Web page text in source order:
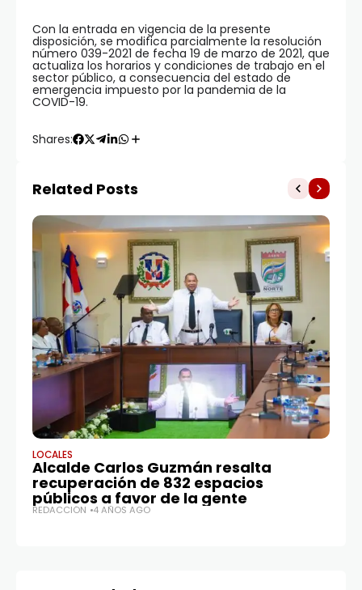
Con la entrada en vigencia de la presente
disposición, se modifica parcialmente la resolución
número 039-2021 de fecha 19 de marzo de 2021, que
actualiza los horarios y condiciones de trabajo en el
sector público, a consecuencia del estado de
emergencia impuesto por la pandemia de la
COVID-19.
Shares:
Related Posts
LOCALES
Alcalde Carlos Guzmán resalta
recuperación de 832 espacios
públicos a favor de la gente
REDACCIÓN 4 AÑOS AGO